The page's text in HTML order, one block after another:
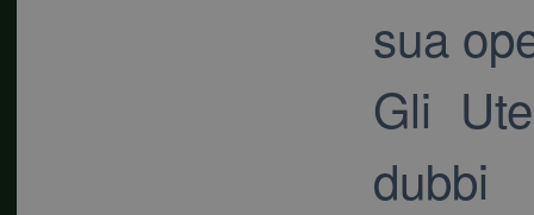
sua
Gli